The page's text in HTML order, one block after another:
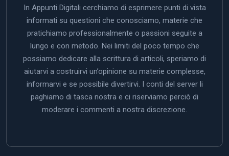
In Appunti Digitali cerchiamo di esprimere punti di vista
informati su questioni che conosciamo, materie che
pratichiamo professionalmente o passioni seguite a
lungo e con metodo. Nei limiti del poco tempo che
possiamo dedicare alla scrittura di articoli, speriamo di
aiutarvi a costruirvi un’opinione su materie complesse,
informarvi e se possibile divertirvi. I conti del server li
paghiamo di tasca nostra e ci riserviamo perciò di
moderare i commenti a nostra discrezione.